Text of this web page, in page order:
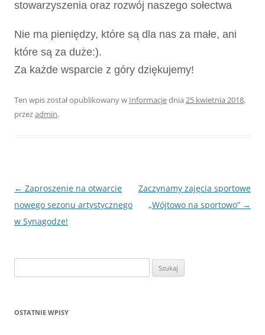
stowarzyszenia oraz rozwój naszego sołectwa
Nie ma pieniędzy, które są dla nas za małe, ani
które są za duże:).
Za każde wsparcie z góry dziękujemy!
Ten wpis został opublikowany w Informacjednia 25 kwietnia 2018,
przezadmin.
Nawigacja
wpisu
← Zaproszenie na otwarcie
nowego sezonu artystycznego
w Synagodze!
Zaczynamy zajęcia sportowe
„Wójtowo na sportowo” →
OSTATNIE WPISY